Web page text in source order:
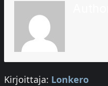
Kirjoittaja: Lonkero